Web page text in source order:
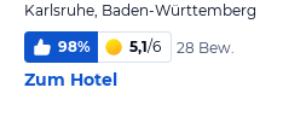
Karlsruhe, Baden-Württemberg
98% 5,1/6 28 Bew.
Zum Hotel